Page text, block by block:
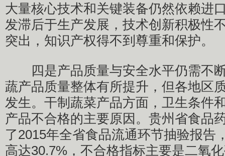
大量核心技术和关键装备仍然依赖进
发滞后于生产发展，技术创新积极性
突出，知识产权得不到尊重和保护。
四是产品质量与安全水平仍需不
蔬产品质量整体有所提升，但各地区
发生。干制蔬菜产品方面，卫生条件
产品不合格的主要原因。贵州省食品
了2015年全省食品流通环节抽验报告
高达30.7%，不合格指标主要是二氧